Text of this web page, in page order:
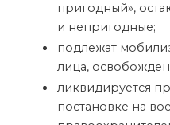
пригодный»,
и непригодные;
подлежат
лица,
ликвидируется
постановке на